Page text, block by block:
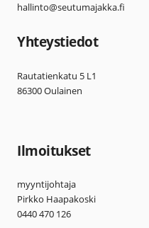
hallinto@seutumajakka.fi
Yhteystiedot
Rautatienkatu 5 L1
86300 Oulainen
Ilmoitukset
myyntijohtaja
Pirkko Haapakoski
0440 470 126